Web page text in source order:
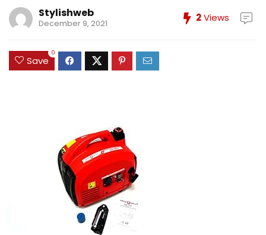
Stylishweb
December 9, 2021 2Views
Save
0